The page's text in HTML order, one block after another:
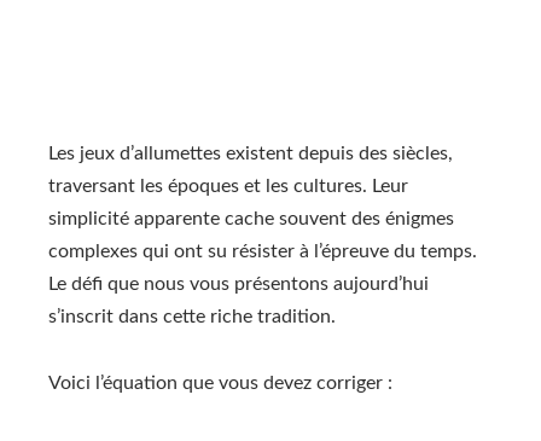
Les jeux d’allumettes existent depuis des siècles,
traversant les époques et les cultures. Leur
simplicité apparente cache souvent des énigmes
complexes qui ont su résister à l’épreuve du temps.
Le défi que nous vous présentons aujourd’hui
s’inscrit dans cette riche tradition.
Voici l’équation que vous devez corriger :